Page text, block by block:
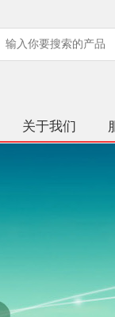
关于我们